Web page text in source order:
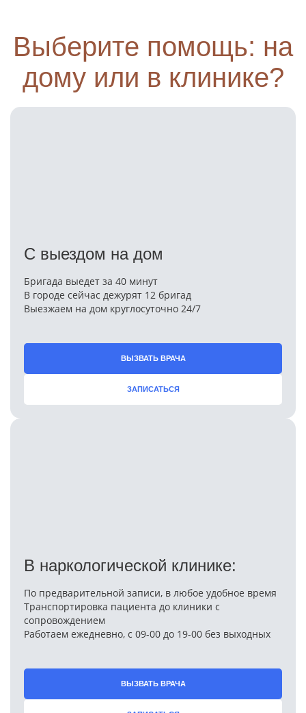
Выберите помощь: на
дому или в клинике?
С выездом на дом
Бригада выедет за 40 минут
В городе сейчас дежурят 12 бригад
Выезжаем на дом круглосуточно 24/7
ВЫЗВАТЬ ВРАЧА
ЗАПИСАТЬСЯ
В наркологической клинике:
По предварительной записи, в любое удобное время
Транспортировка пациента до клиники с
сопровождением
Работаем ежедневно, с 09-00 до 19-00 без выходных
ВЫЗВАТЬ ВРАЧА